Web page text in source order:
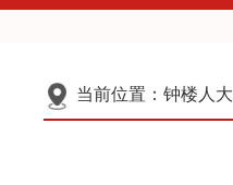
当前位置： 钟楼人大